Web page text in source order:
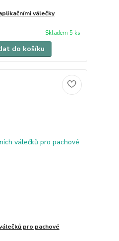
válečky
Skladem 5 ks
do košíku
pro pachové